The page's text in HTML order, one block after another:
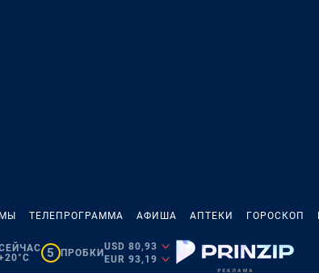
ТЕЛЕПРОГРАММА АФИША АПТЕКИ ГОРОСКОП
5 ПРОБКИ
USD 80,93
EUR 93,19